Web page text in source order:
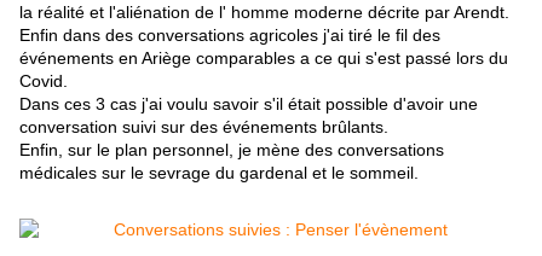
la réalité et l'aliénation de l' homme moderne décrite par Arendt.
Enfin dans des conversations agricoles j'ai tiré le fil des
événements en Ariège comparables a ce qui s'est passé lors du
Covid.
Dans ces 3 cas j'ai voulu savoir s'il était possible d'avoir une
conversation suivi sur des événements brûlants.
Enfin, sur le plan personnel, je mène des conversations
médicales sur le sevrage du gardenal et le sommeil.